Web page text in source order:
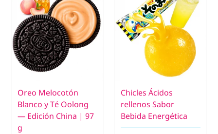
Oreo Melocotón
Blanco y Té Oolong
— Edición China | 97
g
Chicles Ácidos
rellenos Sabor
Bebida Energética